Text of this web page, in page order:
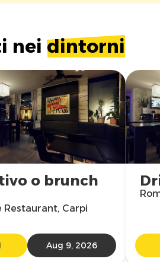
nei dintorni
o brunch
Restaurant, Carpi
Aug 9, 2026